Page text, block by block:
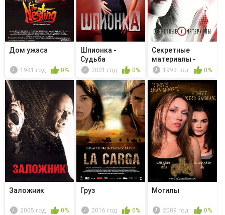
Дом ужаса
1981 год 0%
Шпионка -
Судьба
2001 год 0%
Секретные
материалы -
Кровь1993 год 0%
Заложник
2005 год 0%
Груз
2016 год 0%
Могилы
2009 год 0%